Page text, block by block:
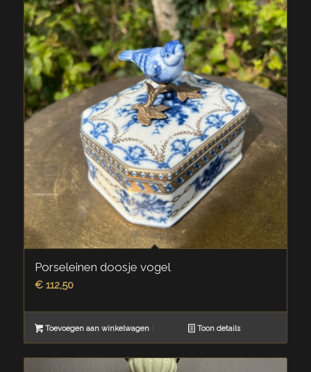
Porseleinen doosje vogel
€112,50
Toevoegen aan winkelwagen Toon details